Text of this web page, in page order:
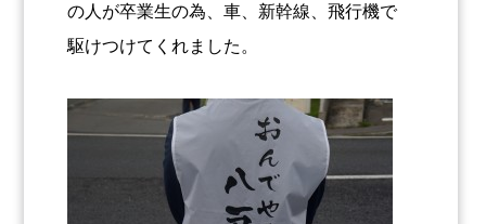
の人が卒業生の為、車、新幹線、飛行機で
駆けつけてくれました。